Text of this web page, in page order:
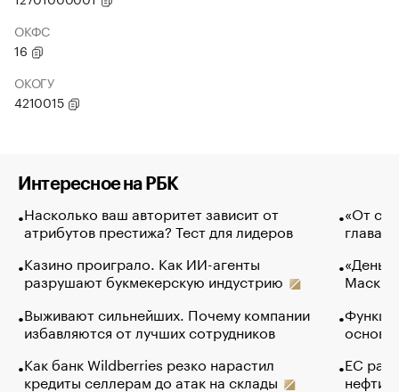
ОКФС
16
ОКОГУ
4210015
Интересное на РБК
Насколько ваш авторитет зависит от
атрибутов престижа? Тест для лидеров
Казино проиграло. Как ИИ-агенты
разрушают букмекерскую индустрию
Выживают сильнейших. Почему компании
избавляются от лучших сотрудников
Как банк Wildberries резко нарастил
кредиты селлерам до атак на склады
«От
глава
Маск в
основ
ЕС
нефти